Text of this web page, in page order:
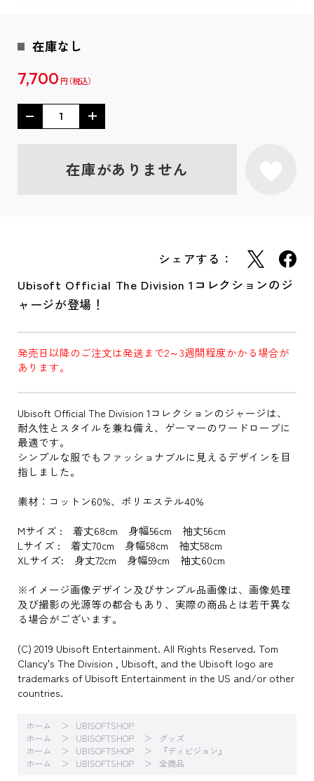
在庫なし
7,700 円
在庫がありません
シェアする：
Ubisoft Official The Division 1コレクションのジ
ャージが登場！
発売日以降のご注文は発送まで2～3週間程度かかる場合が
あります。
Ubisoft Official The Division 1コレクションのジャージは、
耐久性とスタイルを兼ね備え、ゲーマーのワードローブに
最適です。
シンプルな服でもファッショナブルに見えるデザインを目
指しました。
素材：コットン60%、ポリエステル40%
Mサイズ : 着丈68cm 身幅56cm 袖丈56cm
Lサイズ : 着丈70cm 身幅58cm 袖丈58cm
XLサイズ: 身丈72cm 身幅59cm 袖丈60cm
※イメージ画像デザイン及びサンプル品画像は、画像処理
及び撮影の光源等の都合もあり、実際の商品とは若干異な
る場合がございます。
(C) 2019 Ubisoft Entertainment. All Rights Reserved. Tom
Clancy's The Division , Ubisoft, and the Ubisoft logo are
trademarks of Ubisoft Entertainment in the US and/or other
countries.
ホーム
UBISOFTSHOP
ホーム
UBISOFTSHOP
グッズ
ホーム
UBISOFTSHOP
『ディビジョン』
ホーム
UBISOFTSHOP 全商品